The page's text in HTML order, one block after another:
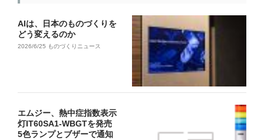
AIは、日本のものづくりを
どう変えるのか
2026/6/25 ものづくりニュース
エムジー、熱中症指数表示
灯IT60SA1-WBGTを発売
5色ランプとブザーで通知